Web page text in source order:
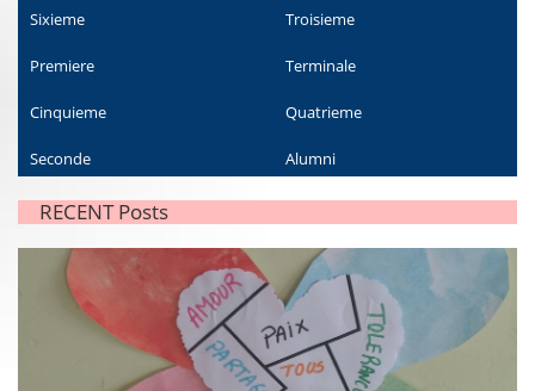
Sixieme Troisieme
Premiere Terminale
Cinquieme Quatrieme
Seconde Alumni
RECENT Posts